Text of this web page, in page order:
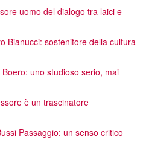
uomo del dialogo tra laici e
Bianucci: sostenitore della cultura
uno studioso serio, mai
è un trascinatore
Passaggio: un senso critico